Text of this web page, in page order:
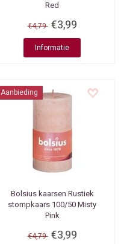
Red
€4,79 €3,99
Informatie
Aanbieding
Bolsius kaarsen Rustiek
stompkaars 100/50 Misty
Pink
€4,79 €3,99